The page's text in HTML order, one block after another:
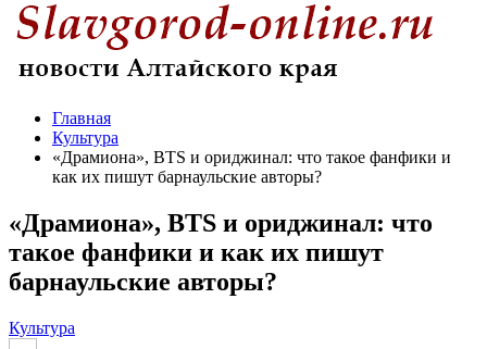
Главная
Культура
«Драмиона», BTS и ориджинал: что такое фанфики и
как их пишут барнаульские авторы?
«Драмиона», BTS и ориджинал: что
такое фанфики и как их пишут
барнаульские авторы?
Культура